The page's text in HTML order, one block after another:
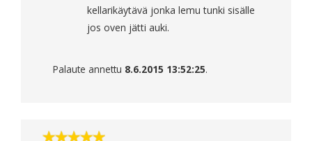
kellarikäytävä jonka lemu tunki sisälle
jos oven jätti auki.
Palaute annettu 8.6.2015 13:52:25.